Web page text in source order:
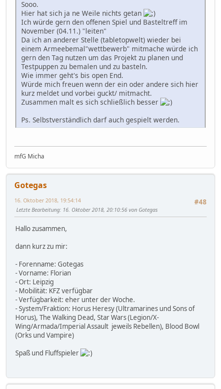
Sooo.
Hier hat sich ja ne Weile nichts getan
Ich würde gern den offenen Spiel und Basteltreff im
November (04.11.) "leiten"
Da ich an anderer Stelle (tabletopwelt) wieder bei
einem Armeebemal"wettbewerb" mitmache würde ich
gern den Tag nutzen um das Projekt zu planen und
Testpuppen zu bemalen und zu basteln.
Wie immer geht's bis open End.
Würde mich freuen wenn der ein oder andere sich hier
kurz meldet und vorbei guckt/ mitmacht.
Zusammen malt es sich schließlich besser
Ps. Selbstverständlich darf auch gespielt werden.
mfG Micha
Gotegas
#48
16. Oktober 2018, 19:54:14
Letzte Bearbeitung: 16. Oktober 2018, 20:10:56 von Gotegas
Hallo zusammen,
dann kurz zu mir:
- Forenname: Gotegas
- Vorname: Florian
- Ort: Leipzig
- Mobilität: KFZ verfügbar
- Verfügbarkeit: eher unter der Woche.
- System/Fraktion: Horus Heresy (Ultramarines und Sons of
Horus), The Walking Dead, Star Wars (Legion/X-
Wing/Armada/Imperial Assault jeweils Rebellen), Blood Bowl
(Orks und Vampire)
Spaß und Fluffspieler